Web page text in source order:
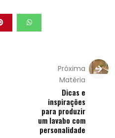
Próxima
Matéria
Dicas e
inspirações
para produzir
um lavabo com
personalidade